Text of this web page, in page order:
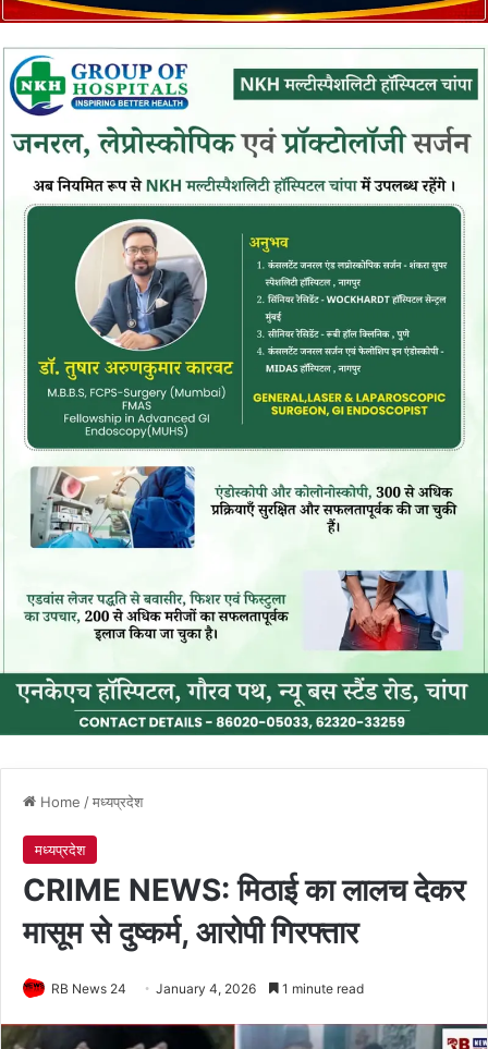
Home /मध्यप्रदेश
मध्यप्रदेश
CRIME NEWS: मिठाई का लालच देकर
मासूम से दुष्कर्म, आरोपी गिरफ्तार
RB News 24 January 4, 2026 1 minute read